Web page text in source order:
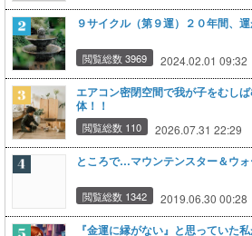
９サイクル（第９運）２０年間、
閲覧総数 3969 2024.02.01 09:32
エアコン密閉空間で我が子をむし
体！！
閲覧総数 110 2026.07.31 22:29
ところで…マウンテンスター＆ウ
閲覧総数 1342 2019.06.30 00:28
『金運に縁がない』と思っていた